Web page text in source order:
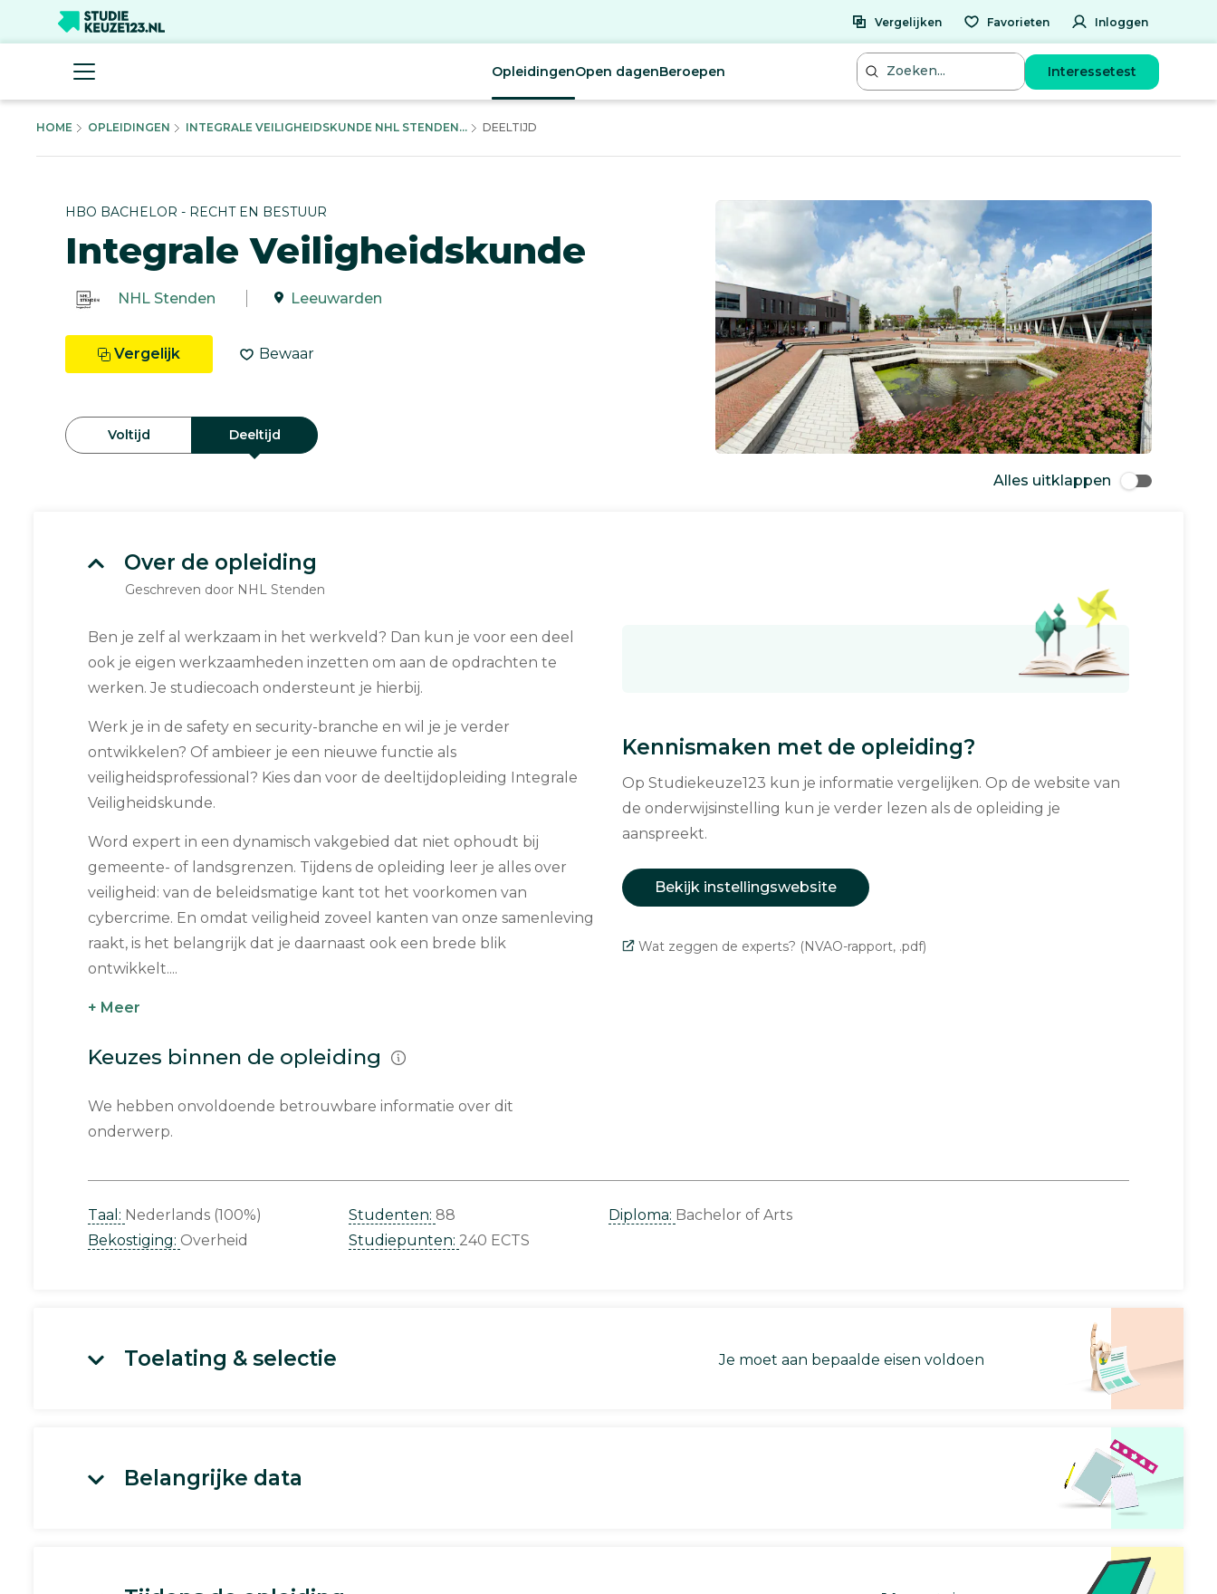
Vergelijken Favorieten Inloggen
OpleidingenOpen dagenBeroepen Interessetest
HOME OPLEIDINGEN INTEGRALE VEILIGHEIDSKUNDE NHL STENDEN... DEELTIJD
HBO BACHELOR - RECHT EN BESTUUR
Integrale Veiligheidskunde
NHL Stenden Leeuwarden
Vergelijk Bewaar
Voltijd Deeltijd
Alles uitklappen
Over de opleiding
Geschreven door NHL Stenden
Ben je zelf al werkzaam in het werkveld? Dan kun je voor een deel
ook je eigen werkzaamheden inzetten om aan de opdrachten te
werken. Je studiecoach ondersteunt je hierbij.
Werk je in de safety en security-branche en wil je je verder
ontwikkelen? Of ambieer je een nieuwe functie als
veiligheidsprofessional? Kies dan voor de deeltijdopleiding Integrale
Veiligheidskunde.
Word expert in een dynamisch vakgebied dat niet ophoudt bij
gemeente- of landsgrenzen. Tijdens de opleiding leer je alles over
veiligheid: van de beleidsmatige kant tot het voorkomen van
cybercrime. En omdat veiligheid zoveel kanten van onze samenleving
raakt, is het belangrijk dat je daarnaast ook een brede blik
ontwikkelt....
+ Meer
Keuzes binnen de opleiding
We hebben onvoldoende betrouwbare informatie over dit
onderwerp.
Kennismaken met de opleiding?
Op Studiekeuze123 kun je informatie vergelijken. Op de website van
de onderwijsinstelling kun je verder lezen als de opleiding je
aanspreekt.
Bekijk instellingswebsite
Wat zeggen de experts? (NVAO-rapport, .pdf)
Taal: Nederlands (100%)
Bekostiging: Overheid
Studenten: 88
Studiepunten: 240 ECTS
Diploma: Bachelor of Arts
Toelating & selectie Je moet aan bepaalde eisen voldoen
Belangrijke data